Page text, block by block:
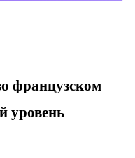
французском
уровень